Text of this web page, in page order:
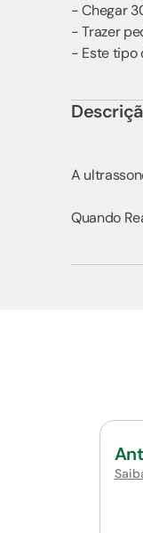
- Chegar
- Trazer
- Este tipo
A
Quando